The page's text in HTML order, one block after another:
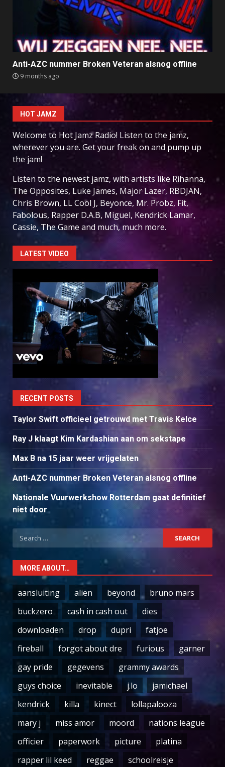
Anti-AZC nummer Broken Veteran alsnog offline
9 months ago
HOT JAMZ
Welcome to Hot Jamz Radio! Listen to the jamz,
wherever you are. Get your freak on and pump up
the jam!
Listen to the newest jamz, with artists like Rihanna,
The Opposites, Luke James, Major Lazer, RBDJAN,
Chris Brown, LL Cool J, Beyonce, Mr. Probz, Fit,
Fabolous, Rapper D.A.B, Miguel, Kendrick Lamar,
Cassie, The Game and much, much more.
LATEST VIDEO
RECENT POSTS
Taylor Swift officieel getrouwd met Travis Kelce
Ray J klaagt Kim Kardashian aan om sekstape
Max B na 15 jaar weer vrijgelaten
Anti-AZC nummer Broken Veteran alsnog offline
Nationale Vuurwerkshow Rotterdam gaat definitief
niet door
Search
for:
MORE ABOUT…
aansluiting alien beyond
bruno mars
buckzero
cash in cash out
dies
downloaden
drop dupri
fatjoe
fireball
forgot about dre furious
garner
gay pride
gegevens
grammy awards
guys choice
inevitable j.lo
jamichael
kendrick
killa kinect
lollapalooza
mary j
miss amor moord
nations league
officier
paperwork picture
platina
rapper lil keed
reggae schoolreisje